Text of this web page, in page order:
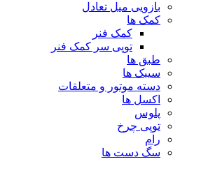
بازویی میل تعادل
کمک ها
کمک فنر
توپی سر کمک فنر
طبق ها
سیبک ها
دسته موتور و متعلقات
اکسل ها
پلوس
توپی چرخ
رام
سگ دست ها